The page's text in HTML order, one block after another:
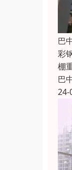
巴
彩
棚
巴
24-